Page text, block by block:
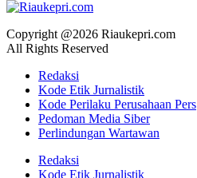
Copyright @2026 Riaukepri.com
All Rights Reserved
Redaksi
Kode Etik Jurnalistik
Kode Perilaku Perusahaan Pers
Pedoman Media Siber
Perlindungan Wartawan
Redaksi
Kode Etik Jurnalistik